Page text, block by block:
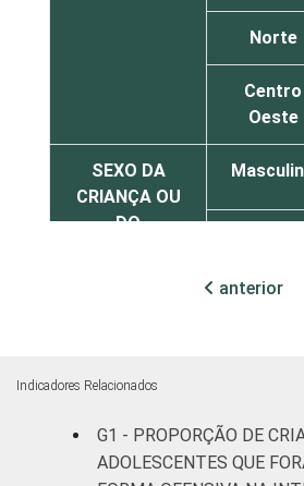
Norte
Centro
Oeste
SEXO DA
CRIANÇA OU
DO
II
anterior
Indicadores Relacionados
G1 - PROPORÇÃO DE
ADOLESCENTES QUE